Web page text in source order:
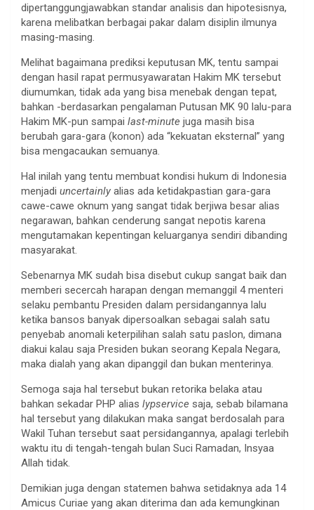
dipertanggungjawabkan standar analisis dan hipotesisnya,
karena melibatkan berbagai pakar dalam disiplin ilmunya
masing-masing.
Melihat bagaimana prediksi keputusan MK, tentu sampai
dengan hasil rapat permusyawaratan Hakim MK tersebut
diumumkan, tidak ada yang bisa menebak dengan tepat,
bahkan -berdasarkan pengalaman Putusan MK 90 lalu-para
Hakim MK-pun sampai last-minute juga masih bisa
berubah gara-gara (konon) ada “kekuatan eksternal” yang
bisa mengacaukan semuanya.
Hal inilah yang tentu membuat kondisi hukum di Indonesia
menjadi uncertainly alias ada ketidakpastian gara-gara
cawe-cawe oknum yang sangat tidak berjiwa besar alias
negarawan, bahkan cenderung sangat nepotis karena
mengutamakan kepentingan keluarganya sendiri dibanding
masyarakat.
Sebenarnya MK sudah bisa disebut cukup sangat baik dan
memberi secercah harapan dengan memanggil 4 menteri
selaku pembantu Presiden dalam persidangannya lalu
ketika bansos banyak dipersoalkan sebagai salah satu
penyebab anomali keterpilihan salah satu paslon, dimana
diakui kalau saja Presiden bukan seorang Kepala Negara,
maka dialah yang akan dipanggil dan bukan menterinya.
Semoga saja hal tersebut bukan retorika belaka atau
bahkan sekadar PHP alias lypservice saja, sebab bilamana
hal tersebut yang dilakukan maka sangat berdosalah para
Wakil Tuhan tersebut saat persidangannya, apalagi terlebih
waktu itu di tengah-tengah bulan Suci Ramadan, Insyaa
Allah tidak.
Demikian juga dengan statemen bahwa setidaknya ada 14
Amicus Curiae yang akan diterima dan ada kemungkinan